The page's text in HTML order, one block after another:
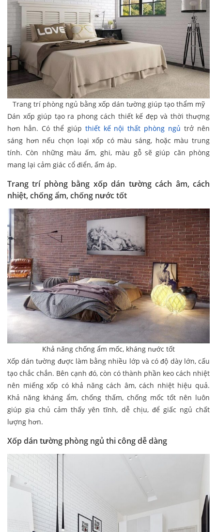
Trang trí phòng ngủ bằng xốp dán tường giúp tạo thẩm mỹ
Dán xốp giúp tạo ra phong cách thiết kế đẹp và thời thượng
hơn hẳn. Có thể giúp thiết kế nội thất phòng ngủ trở nên
sáng hơn nếu chọn loại xốp có màu sáng, hoặc màu trung
tính. Còn những màu ấm, ghi, màu gỗ sẽ giúp căn phòng
mang lại cảm giác cổ điển, ấm áp.
Trang trí phòng bằng xốp dán tường cách âm, cách
nhiệt, chống ẩm, chống nước tốt
Khả năng chống ẩm mốc, kháng nước tốt
Xốp dán tường được làm bằng nhiều lớp và có độ dày lớn, cấu
tạo chắc chắn. Bên cạnh đó, còn có thành phần keo cách nhiệt
nên miếng xốp có khả năng cách âm, cách nhiệt hiệu quả.
Khả năng kháng ẩm, chống thấm, chống mốc tốt nên luôn
giúp gia chủ cảm thấy yên tĩnh, dễ chịu, để giấc ngủ chất
lượng hơn.
Xốp dán tường phòng ngủ thi công dễ dàng